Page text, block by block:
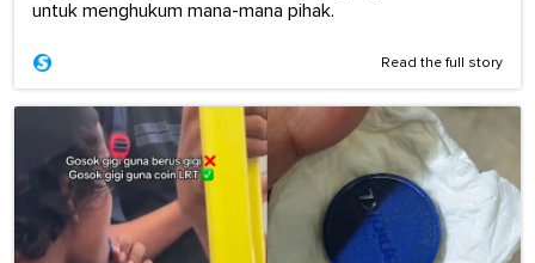
untuk menghukum mana-mana pihak.
Read the full story